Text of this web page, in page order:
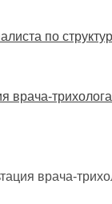
по
врача-
врача-